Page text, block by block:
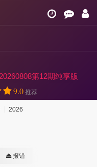
第12期纯享版
9.0 推荐
2026
报错